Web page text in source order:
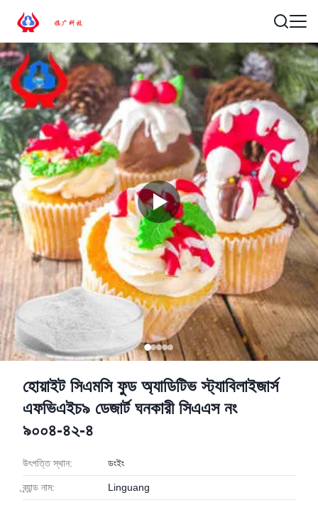
হোয়াইট সিএমসি ফুড অ্যাডিটিভ স্ট্যাবিলাইজার্স
এফভিএইচ৯ ডেজার্ট ঘনকারী সিএএস নং
৯০০৪-৪২-৪
উৎপত্তি স্থান: ডংইং
ব্র্যান্ড নাম: Linguang